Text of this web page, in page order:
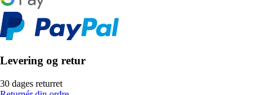
Levering og retur
30 dages returret